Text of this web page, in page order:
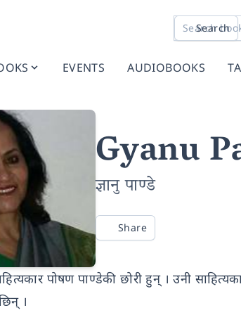
Search
EVENTS AUDIOBOOKS
Gyanu
ज्ञानु पाण्डे
Share
पोषण पाण्डेकी छोरी हुन् । उनी
।